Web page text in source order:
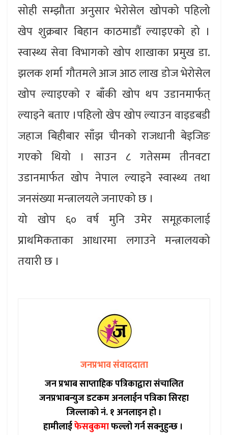
सोही सम्झौता अनुसार भेरोसेल खोपको पहिलो
खेप शुक्रबार बिहान काठमाडौं ल्याइएको हो ।
स्वास्थ्य सेवा विभागको खोप शाखाका प्रमुख डा.
झलक शर्मा गौतमले आज आठ लाख डोज भेरोसेल
खोप ल्याइएको र बाँकी खोप थप उडानमार्फत्
ल्याइने बताए ।पहिलो खेप खोप ल्याउन वाइडबडी
जहाज बिहीबार साँझ चीनको राजधानी बेइजिङ
गएको थियो । साउन ८ गतेसम्म तीनवटा
उडानमार्फत खोप नेपाल ल्याइने स्वास्थ्य तथा
जनसंख्या मन्त्रालयले जनाएको छ ।
यो खोप ६० वर्ष मुनि उमेर समूहकालाई
प्राथमिकताका आधारमा लगाउने मन्त्रालयको
तयारी छ ।
जनप्रभाव संवाददाता
जन प्रभाब साप्ताहिक पत्रिकाद्वारा संचालित
जनप्रभाबन्युज डटकम अनलाईन पत्रिका सिरहा
जिल्लाको नं. १ अनलाइन हो ।
हामीलाईफेसबुकमाफल्लो गर्न सक्नुहुन्छ ।